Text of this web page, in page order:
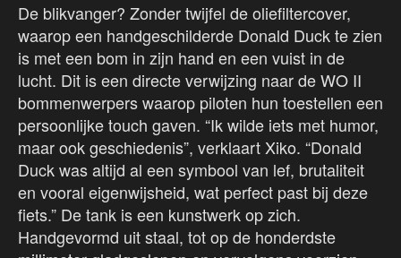
De blikvanger? Zonder twijfel de oliefiltercover,
waarop een handgeschilderde Donald Duck te zien
is met een bom in zijn hand en een vuist in de
lucht. Dit is een directe verwijzing naar de WO II
bommenwerpers waarop piloten hun toestellen een
persoonlijke touch gaven. “Ik wilde iets met humor,
maar ook geschiedenis”, verklaart Xiko. “Donald
Duck was altijd al een symbool van lef, brutaliteit
en vooral eigenwijsheid, wat perfect past bij deze
fiets.” De tank is een kunstwerk op zich.
Handgevormd uit staal, tot op de honderdste